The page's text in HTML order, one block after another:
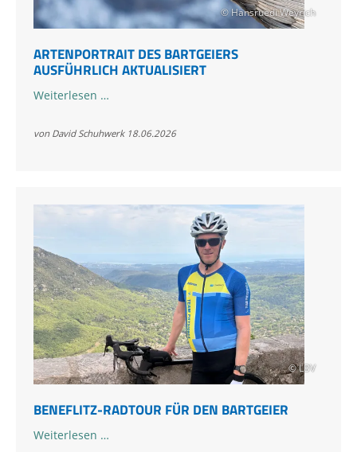
© Hansruedi Weyrich
ARTENPORTRAIT DES BARTGEIERS
AUSFÜHRLICH AKTUALISIERT
Weiterlesen …
Bartgeiers
von David Schuhwerk 18.06.2026
© LBV
BENEFLITZ-RADTOUR FÜR DEN BARTGEIER
Weiterlesen …Beneflitz-